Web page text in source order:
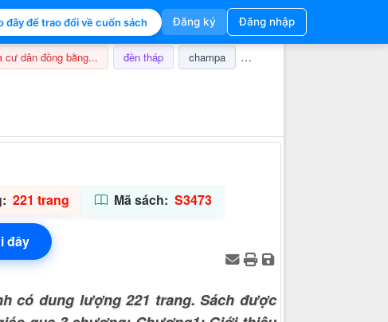
đây để trao đổi về cuốn sách Đăng ký Đăng nhập
cư dân đồng bằng... đền tháp champa nghi lễ
221 trang Mã sách: S3473
đây
có dung lượng 221 trang. Sách được